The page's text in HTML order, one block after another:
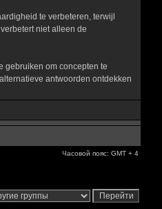
te verbeteren, terwijl
niet alleen de
gebruiken om concepten te
antwoorden ontdekken
Часовой пояс: GMT + 4